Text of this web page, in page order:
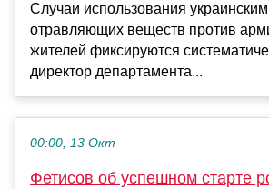
Случаи использования
отравляющих веществ против
жителей фиксируются
директор департамента...
00:00, 13 Окт
Фетисов об успешном старте